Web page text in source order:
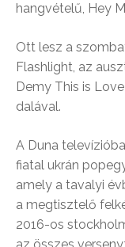
hangvételű, Hey
Ott lesz a
Flashlight, az
Demy This is
dalával.
A Duna
fiatal ukrán
amely a tavalyi
a megtisztelő
2016-os